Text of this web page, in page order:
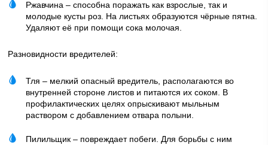
Ржавчина – способна поражать как взрослые, так и
молодые кусты роз. На листьях образуются чёрные пятна.
Удаляют её при помощи сока молочая.
Разновидности вредителей:
Тля – мелкий опасный вредитель, располагаются во
внутренней стороне листов и питаются их соком. В
профилактических целях опрыскивают мыльным
раствором с добавлением отвара полыни.
Пилильщик – повреждает побеги. Для борьбы с ним